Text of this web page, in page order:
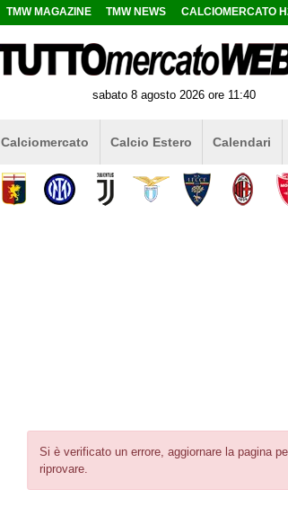
Si è verificato un errore, aggiornare la pagina
riprovare.
TMW MAGAZINE TMW NEWS CALCIOMERCATO
sabato 8 agosto 2026 ore 11:40
Calciomercato Calcio Estero Calendari